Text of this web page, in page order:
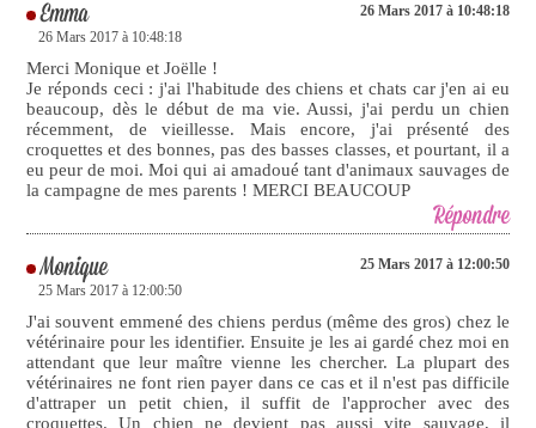
Emma
26 Mars 2017 à 10:48:18
26 Mars 2017 à 10:48:18
Merci Monique et Joëlle !
Je réponds ceci : j'ai l'habitude des chiens et chats car j'en ai eu
beaucoup, dès le début de ma vie. Aussi, j'ai perdu un chien
récemment, de vieillesse. Mais encore, j'ai présenté des
croquettes et des bonnes, pas des basses classes, et pourtant, il a
eu peur de moi. Moi qui ai amadoué tant d'animaux sauvages de
la campagne de mes parents ! MERCI BEAUCOUP
Répondre
Monique
25 Mars 2017 à 12:00:50
25 Mars 2017 à 12:00:50
J'ai souvent emmené des chiens perdus (même des gros) chez le
vétérinaire pour les identifier. Ensuite je les ai gardé chez moi en
attendant que leur maître vienne les chercher. La plupart des
vétérinaires ne font rien payer dans ce cas et il n'est pas difficile
d'attraper un petit chien, il suffit de l'approcher avec des
croquettes. Un chien ne devient pas aussi vite sauvage, il